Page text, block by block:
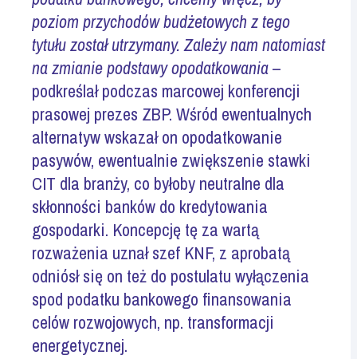
poziom przychodów budżetowych z tego
tytułu został utrzymany. Zależy nam natomiast
na zmianie podstawy opodatkowania–
podkreślał podczas marcowej konferencji
prasowej prezes ZBP. Wśród ewentualnych
alternatyw wskazał on opodatkowanie
pasywów, ewentualnie zwiększenie stawki
CIT dla branży, co byłoby neutralne dla
skłonności banków do kredytowania
gospodarki. Koncepcję tę za wartą
rozważenia uznał szef KNF, z aprobatą
odniósł się on też do postulatu wyłączenia
spod podatku bankowego finansowania
celów rozwojowych, np. transformacji
energetycznej.